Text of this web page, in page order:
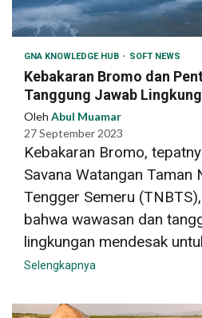
GNA KNOWLEDGE HUB SOFT NEWS
Kebakaran Bromo dan
Tanggung Jawab
Oleh Abul Muamar
27 September 2023
Kebakaran Bromo,
Savana Watangan Taman
Tengger Semeru
bahwa wawasan dan
lingkungan mendesak
Selengkapnya